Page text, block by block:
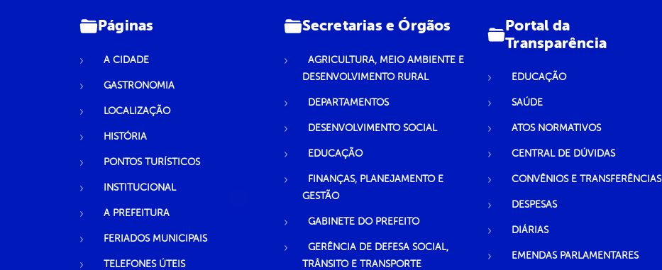
Páginas
A CIDADE
GASTRONOMIA
LOCALIZAÇÃO
HISTÓRIA
PONTOS TURÍSTICOS
INSTITUCIONAL
A PREFEITURA
FERIADOS MUNICIPAIS
TELEFONES ÚTEIS
Secretarias e Órgãos
AGRICULTURA, MEIO AMBIENTE E
DESENVOLVIMENTO RURAL
DEPARTAMENTOS
DESENVOLVIMENTO SOCIAL
EDUCAÇÃO
FINANÇAS, PLANEJAMENTO E
GESTÃO
GABINETE DO PREFEITO
GERÊNCIA DE DEFESA SOCIAL,
TRÂNSITO E TRANSPORTE
Portal da
Transparência
EDUCAÇÃO
SAÚDE
ATOS NORMATIVOS
CENTRAL DE DÚVIDAS
CONVÊNIOS E TRANSFERÊNCIAS
DESPESAS
DIÁRIAS
EMENDAS PARLAMENTARES